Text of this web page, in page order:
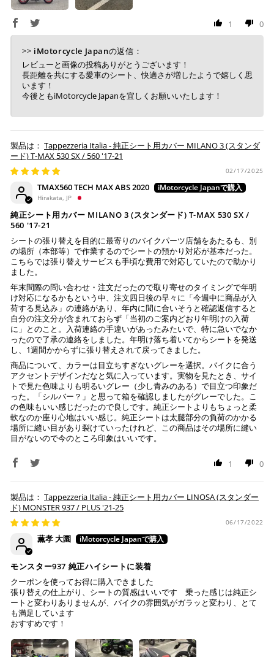
上記コンビニでお支払い頂けます。
入金確認が取れ次第、商品を手配させて頂きます。
店内端末にて操作後、レジにてお支払いください。
※ 支払期限はご注文日より7日以内とさせて頂いてお
せん。
※ お支払いは現金のみとなります。
銀行振込 (事前決済)
ご注文時に情報をお知らせ致しますので、指定の口座に
入金確認が取れ次第、商品を手配させて頂きます。
※ お支払期限はご注文日より7日以内とさせて頂いてお
り、万が一過ぎてしまった場合はご注文をキャンセルさ
せて頂きます。
※ 振込手数料はご負担ください。
1 0
>> iMotorcycle Japanの返信：
レビューと画像の投稿ありがとうございます！
長距離を共にする愛車のシート、快適さが増したようで嬉しく思
います！
今後ともiMotorcycle Japanを宜しくお願いいたします！
Tappezzeria Italia - 純正シート用カバー MILANO 3 (スタンダ
ード) T-MAX 530 SX / 560 '17-21
02/17/2025
TMAX560 TECH MAX ABS 2020
Hirakata, JP
純正シート用カバー MILANO 3 (スタンダード) T-MAX 530 SX /
560 '17-21
シートの張り替えを目的に最寄りのバイクパーツ店舗をあたるも、別
の場所（本部等）で作業するのでシートの預かり対応が基本だった。
こちらでは張り替えサービスも手頃な費用で対応していたので助かり
ました。
年末間際の問い合わせ・注文だったので取り寄せのタイミングで年明
け対応になるかもという中、注文四日後の早々に「今週中に商品が入
荷する見込み」の連絡があり、年内に間に合いそうと確認返信すると
自分の注文分が含まれておらず「当初のご案内どおり年明けの入荷
に」とのこと。入荷連絡の手違いがあったみたいで、特に急いでなか
ったので了承の連絡をしました。年明け落ち着いてからシートを発送
し、1週間かからずに張り替えされて戻ってきました。
商品について、カラーは目立ちすぎないグレーを選択。バイクに合う
アクセントデザインだなと気に入っています。実物を見たとき、サイ
トで見た色味よりも明るいグレー（少し青みのある）で目立つ印象だ
った。「シルバー？」と思って箱を確認しましたがグレーでした。こ
の色味もいい感じだったので良しです。純正シートよりもちょっと柔
軟なのか座り心地はいい感じ。純正シートは太腿部分の負荷のかかる
場所に縫い目があり裂けていったけれど、この商品はその場所に縫い
目がないので今のところ印象はいいです。
1 0
Tappezzeria Italia - 純正シート用カバー LINOSA (スタンダー
ド) MONSTER 937 / PLUS '21-25
06/17/2022
薫孝 大園
モンスター937 純正ハイシートに装着
クーポンを使ってお得に購入できました
張り替えの仕上がり、シートの質感はいいです 乗った感じは純正シ
ートと変わりありませんが、バイクの雰囲気がガラッと変わり、とて
も満足しています
おすすめです！